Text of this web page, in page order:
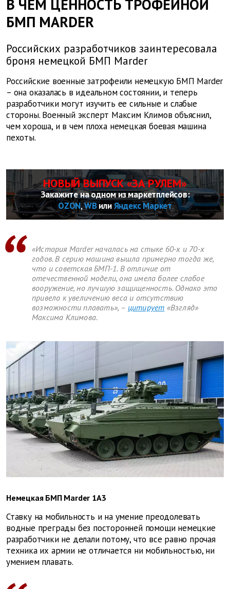
В ЧЕМ ЦЕННОСТЬ ТРОФЕЙНОЙ
БМП MARDER
Российских разработчиков заинтересовала
броня немецкой БМП Marder
Российские военные затрофеили немецкую БМП Marder
– она оказалась в идеальном состоянии, и теперь
разработчики могут изучить ее сильные и слабые
стороны. Военный эксперт Максим Климов объяснил,
чем хороша, и в чем плоха немецкая боевая машина
пехоты.
НОВЫЙ ВЫПУСК «ЗА РУЛЕМ»
Закажите на одном из маркетплейсов:
OZON,WBилиЯндекс Маркет
«История Marder началась на стыке 60-х и 70-х
годов. В серию машина вышла примерно тогда же,
что и советская БМП-1. В отличие от
отечественной модели, она имела более слабое
вооружение, но лучшую защищенность. Однако это
привело к увеличению веса и отсутствию
возможности плавать», – цитирует «Взгляд»
Максима Климова.
Немецкая БМП Marder 1A3
Ставку на мобильность и на умение преодолевать
водные преграды без посторонней помощи немецкие
разработчики не делали потому, что все равно прочая
техника их армии не отличается ни мобильностью, ни
умением плавать.